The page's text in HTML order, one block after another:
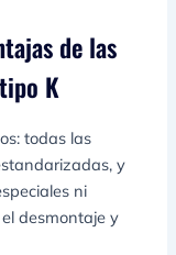
de las
K
todas las
y
ni
desmontaje y